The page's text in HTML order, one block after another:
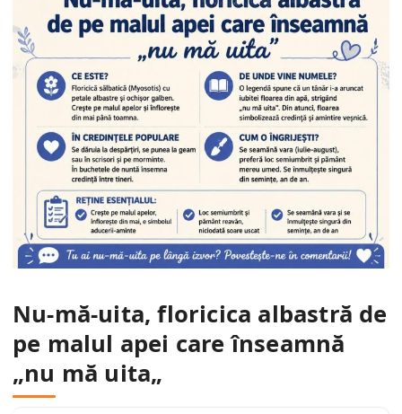
Nu-mă-uita, floricica albastră de
pe malul apei care înseamnă
„nu mă uita„